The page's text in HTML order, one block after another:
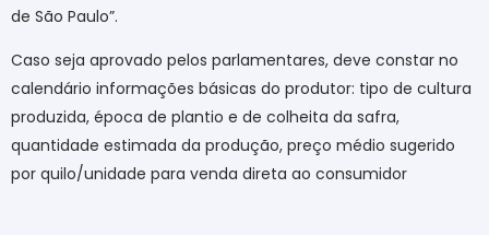
de São Paulo”.
Caso seja aprovado pelos parlamentares, deve constar no
calendário informações básicas do produtor: tipo de cultura
produzida, época de plantio e de colheita da safra,
quantidade estimada da produção, preço médio sugerido
por quilo/unidade para venda direta ao consumidor